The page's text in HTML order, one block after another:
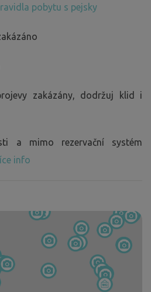
pobytu s pejsky
zakázány, dodržuj klid i
a mimo rezervační systém
info